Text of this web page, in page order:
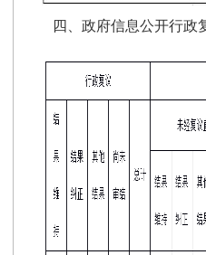
四、政府信息公开行政